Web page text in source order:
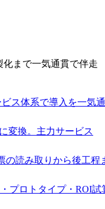
化まで一気通貫で伴走
ス体系で導入を一気
変換。主力サービス
の読み取りから後工程
プロトタイプ・ROI試